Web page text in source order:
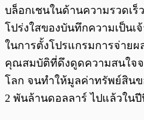
บล็อกเชนในด้านความรวดเร็
โปร่งใสของบันทึกความเป็นเ
ในการตั้งโปรแกรมการจ่าย
คุณสมบัติที่ดึงดูดความสนใจ
โลก จนทำให้มูลค่าทรัพย์สินข
2 พันล้านดอลลาร์ ไปแล้วใน